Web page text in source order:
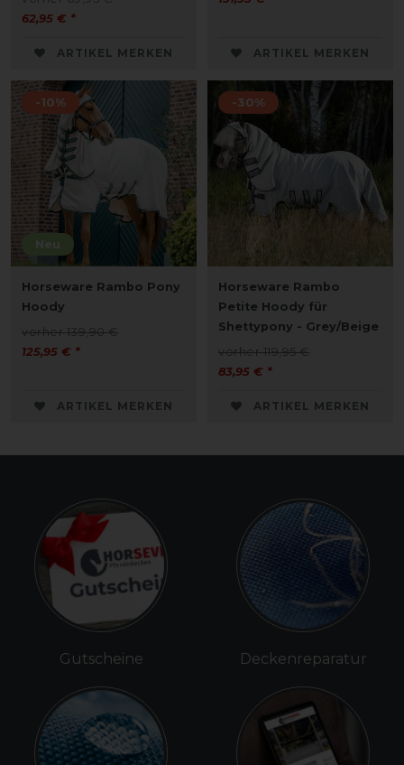
62,95 € *
ARTIKEL MERKEN ARTIKEL MERKEN
Neu
-10%
Horseware Rambo Pony
Hoody
vorher 139,90 €
125,95 € *
ARTIKEL MERKEN
-30%
Horseware Rambo
Petite Hoody für
Shettypony - Grey/Beige
vorher 119,95 €
83,95 € *
ARTIKEL MERKEN
Gutscheine Deckenreparatur